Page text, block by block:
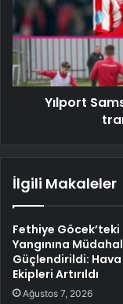
Yılport
İlgili Makaleler
Fethiye
Yangınına
Güçlendirildi: Hava
Ekipleri Artırıldı
Ağustos 7, 2026